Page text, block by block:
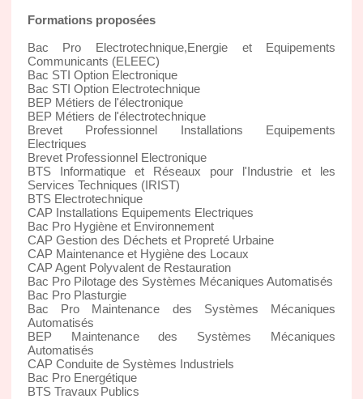
Formations proposées
Bac Pro Electrotechnique,Energie et Equipements
Communicants (ELEEC)
Bac STI Option Electronique
Bac STI Option Electrotechnique
BEP Métiers de l'électronique
BEP Métiers de l'électrotechnique
Brevet Professionnel Installations Equipements
Electriques
Brevet Professionnel Electronique
BTS Informatique et Réseaux pour l'Industrie et les
Services Techniques (IRIST)
BTS Electrotechnique
CAP Installations Equipements Electriques
Bac Pro Hygiène et Environnement
CAP Gestion des Déchets et Propreté Urbaine
CAP Maintenance et Hygiène des Locaux
CAP Agent Polyvalent de Restauration
Bac Pro Pilotage des Systèmes Mécaniques Automatisés
Bac Pro Plasturgie
Bac Pro Maintenance des Systèmes Mécaniques
Automatisés
BEP Maintenance des Systèmes Mécaniques
Automatisés
CAP Conduite de Systèmes Industriels
Bac Pro Energétique
BTS Travaux Publics